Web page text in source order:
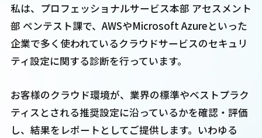
私は、プロフェッショナルサービス本部 アセスメント
部 ペンテスト課で、AWSやMicrosoft Azureといった
企業で多く使われているクラウドサービスのセキュリ
ティ設定に関する診断を行っています。
お客様のクラウド環境が、業界の標準やベストプラク
ティスとされる推奨設定に沿っているかを確認・評価
し、結果をレポートとしてご提供します。いわゆる